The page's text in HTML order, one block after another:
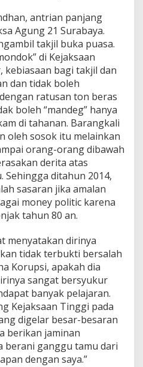
antrian panjang
Agung 21 Surabaya.
takjil buka puasa.
di Kejaksaan
bagi takjil dan
dan tidak boleh
ratusan ton beras
boleh “mandeg” hanya
di tahanan. Barangkali
oleh sosok itu melainkan
orang-orang dibawah
derita atas
Sehingga ditahun 2014,
sasaran jika amalan
money politic karena
tahun 80 an.
menyatakan dirinya
tidak terbukti bersalah
Korupsi, apakah dia
sangat bersyukur
banyak pelajaran.
Kejaksaan Tinggi pada
digelar besar-besaran
berikan jaminan
berani ganggu tamu dari
dengan saya.”